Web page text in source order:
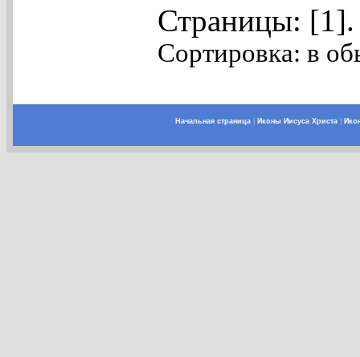
Страницы:
Сортировка: в
Начальная страница| Иконы Иисуса Христа|